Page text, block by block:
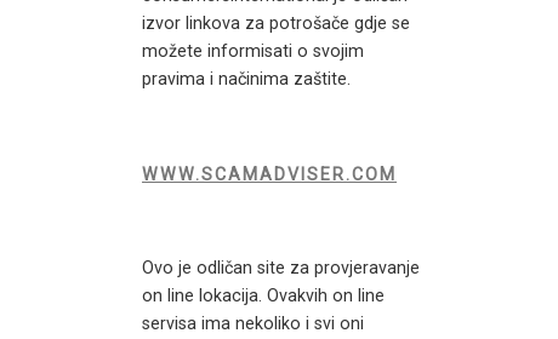
izvor linkova za potrošače gdje se
možete informisati o svojim
pravima i načinima zaštite.
WWW.SCAMADVISER.COM
Ovo je odličan site za provjeravanje
on line lokacija. Ovakvih on line
servisa ima nekoliko i svi oni